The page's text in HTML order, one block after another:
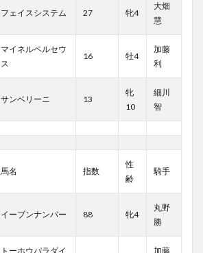
フェイスシステム 27 牝4
大畑
慧
マイネルペルセウ
ス
16 牡4
加藤
利
サンベリーニ 13
牝
10
細川
智
馬名 指数
性
齢
騎手
イーブンナンバー 88 牝4
丸野
勝
トーホウパラダイ 加藤